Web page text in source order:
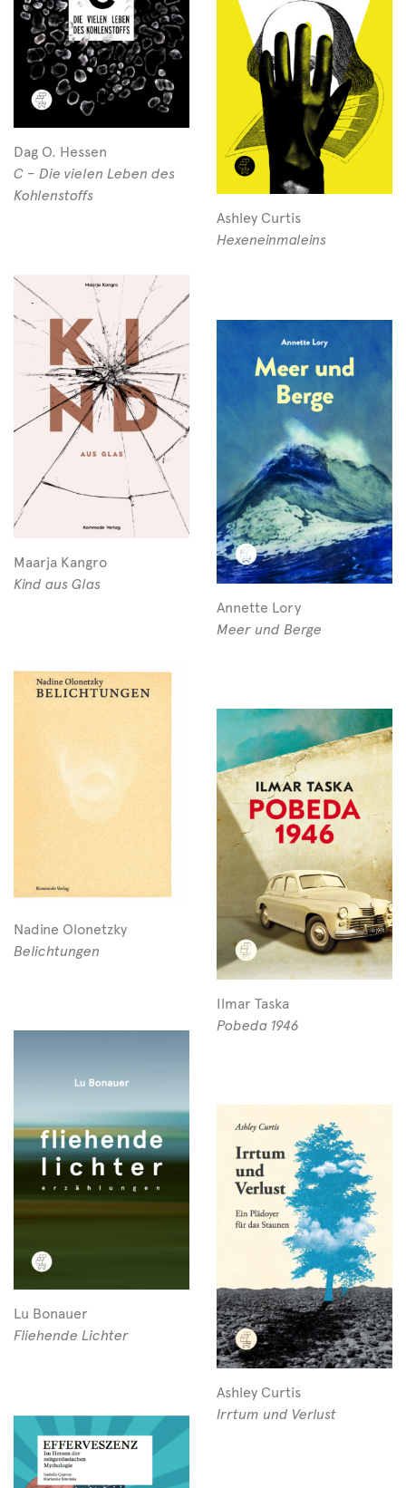
Dag O. Hessen
C – Die vielen Leben des
Kohlenstoffs
Ashley Curtis
Hexeneinmaleins
Maarja Kangro
Kind aus Glas
Annette Lory
Meer und Berge
Nadine Olonetzky
Belichtungen
Ilmar Taska
Pobeda 1946
Lu Bonauer
Fliehende Lichter
Ashley Curtis
Irrtum und Verlust